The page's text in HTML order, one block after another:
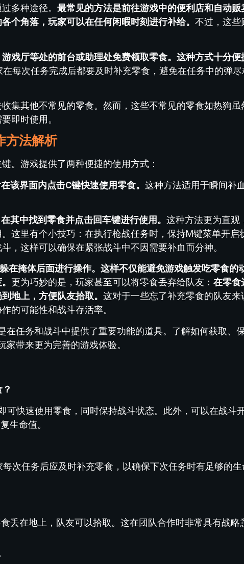
多种途径。 最常见的方法是前往游戏中的便利店和自动贩
个角落，玩家可以在任何闲暇时刻进行补给。 不过，这些
戏厅等处的前台或助理处免费领取零食。这种方式十分便
每次任务完成后都要及时补充零食，避免在任务中的弹尽
集其他不常见的零食。然而，这些不常见的零食如热狗虽
即时使用。
方法解析
。游戏提供了两种便捷的使用方式：
该界面内点击C键快速使用零食。 这种方法适用于瞬间补
其中找到零食并点击回车键进行使用。 这种方法更为直观
这里有个小技巧：在执行枪战任务时，保持M键菜单开启
，这样可以确保在紧张战斗中不因需要补血而分神。
在掩体后面进行操作。这样不仅能避免游戏触发吃零食的
更为巧妙的是，玩家甚至可以将零食丢弃给队友： 在零食
地上，方便队友拾取。 这对于一些忘了补充零食的队友来
的可能性和战斗存活率。
在任务和战斗中提供了重要功能的道具。了解如何获取、
带来更为完善的游戏体验。
可快速使用零食，同时保持战斗状态。此外，可以在战斗
生命值。
次任务后应及时补充零食，以确保下次任务时有足够的
丢在地上，队友可以拾取。这在团队合作时非常具有战略